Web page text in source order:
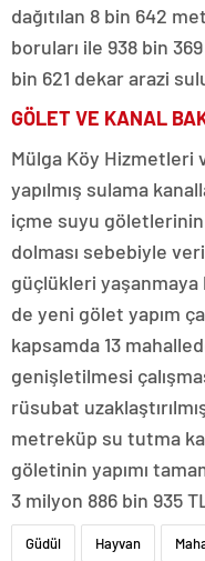
dağıtılan 8 bin 642
boruları ile 938 bin
bin 621 dekar arazi
GÖLET VE KANAL
Mülga Köy Hizmetleri
yapılmış sulama
içme suyu
dolması sebebiyle
güçlükleri yaşanmaya
de yeni gölet yapım
kapsamda 13
genişletilmesi
rüsubat
metreküp su tutma
göletinin yapımı
3 milyon 886 bin 935
Güdül Hayvan